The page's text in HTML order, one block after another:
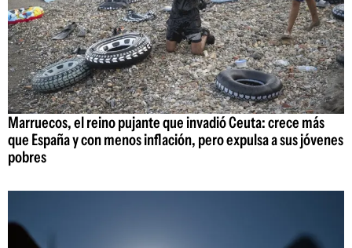
Marruecos, el reino pujante que invadió Ceuta: crece más
que España y con menos inflación, pero expulsa a sus jóvenes
pobres